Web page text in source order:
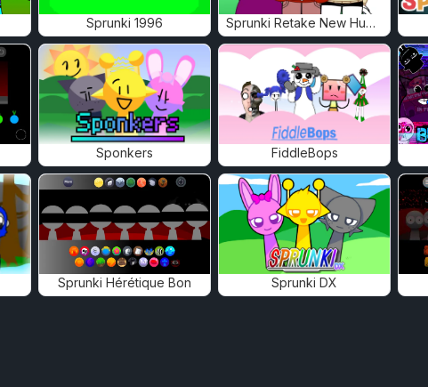
Sprunki 1996 Sprunki Retake New Human
Sponkers FiddleBops
Sprunki Hérétique Bon Sprunki DX